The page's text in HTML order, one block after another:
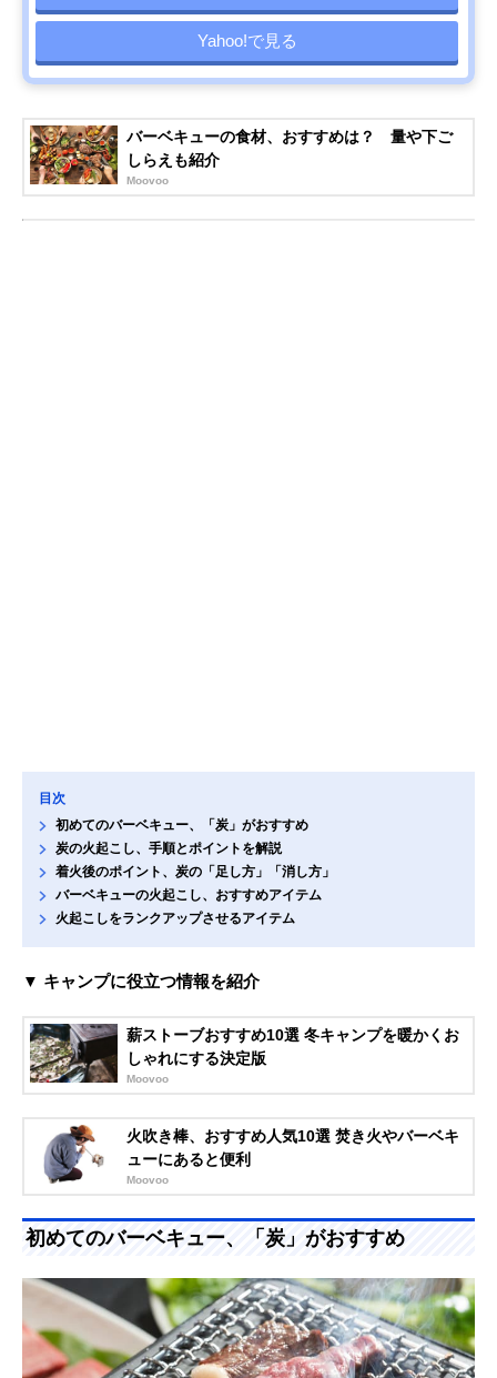
Yahoo!で見る
バーベキューの食材、おすすめは？ 量や下ご
しらえも紹介
Moovoo
目次
初めてのバーベキュー、「炭」がおすすめ
炭の火起こし、手順とポイントを解説
着火後のポイント、炭の「足し方」「消し方」
バーベキューの火起こし、おすすめアイテム
火起こしをランクアップさせるアイテム
▼ キャンプに役立つ情報を紹介
薪ストーブおすすめ10選 冬キャンプを暖かくお
しゃれにする決定版
Moovoo
火吹き棒、おすすめ人気10選 焚き火やバーベキ
ューにあると便利
Moovoo
初めてのバーベキュー、「炭」がおすすめ